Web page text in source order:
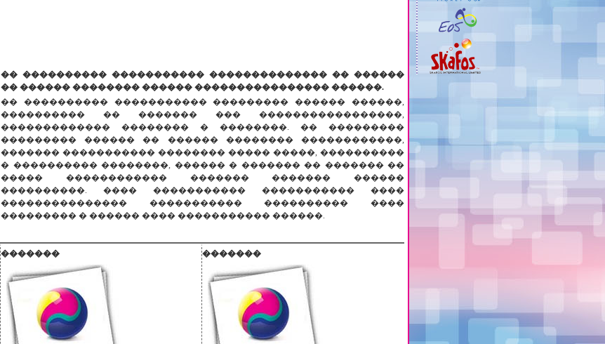
�� ���������� ����������� �������������� �� ������
�� ������ �������� ������ ���������������� ������.
�� ���������� ����������� ��������� ������ ������,
���������� �� ������� ��� �����������������,
������������� �������� � ��������. �� ���������
��������� ������ �� ������ �������� ������������,
������� ����������� �������� ����� �����, ����������
� ���������� ��������, ������ � ������� �� ������� ��
����� ������������ ������� ������� ������
����������. ���� ����������� ����������� ����
��������������� ����������� ���������� ����
��������� � ������ ���� ����������� ������.
������� �������